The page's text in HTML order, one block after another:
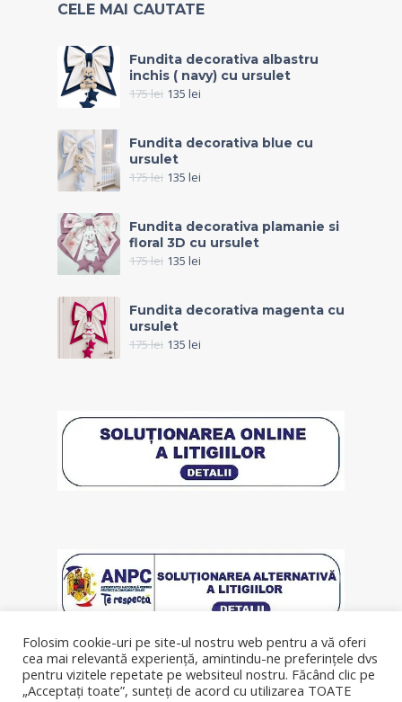
CELE MAI CAUTATE
Fundita decorativa albastru
inchis ( navy) cu ursulet
175lei 135 lei
Fundita decorativa blue cu
ursulet
175lei 135 lei
Fundita decorativa plamanie si
floral 3D cu ursulet
175lei 135 lei
Fundita decorativa magenta cu
ursulet
175lei 135 lei
Folosim cookie-uri pe site-ul nostru web pentru a vă oferi
cea mai relevantă experiență, amintindu-ne preferințele dvs
pentru vizitele repetate pe websiteul nostru. Făcând clic pe
„Acceptați toate”, sunteți de acord cu utilizarea TOATE